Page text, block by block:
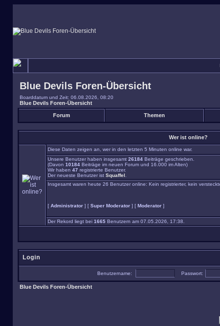
Blue Devils Foren-Übersicht
Boarddatum und Zeit: 06.08.2026, 08:20
Blue Devils Foren-Übersicht
Forum Themen
Wer ist online?
Diese Daten zeigen an, wer in den letzten 5 Minuten online war.
Unsere Benutzer haben insgesamt 26184 Beiträge geschrieben.
(Davon 10184 Beiträge im neuen Forum und 16.000 im Alten)
Wir haben 47 registrierte Benutzer.
Der neueste Benutzer ist Squaffel
Insgesamt waren heute 26 Benutzer online: Kein registrierter, kein
[ Administrator ] [ Super Moderator ] [ Moderator ]
Der Rekord liegt bei 1665 Benutzern am 07.05.2026, 17:38.
Login
Benutzername: Passwort:
Blue Devils Foren-Übersicht